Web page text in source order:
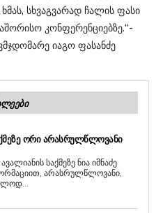
სხვაგვარად ჩალის ფასი
კონფერენციებზე.“-
იაგო ფასანძე
ᲝᲠᲘ ᲐᲠᲐᲡᲠᲣᲚᲬᲚᲝᲕᲐᲜᲘ
საქმეზე ნია იმნაძე
არასრულწლოვანი,